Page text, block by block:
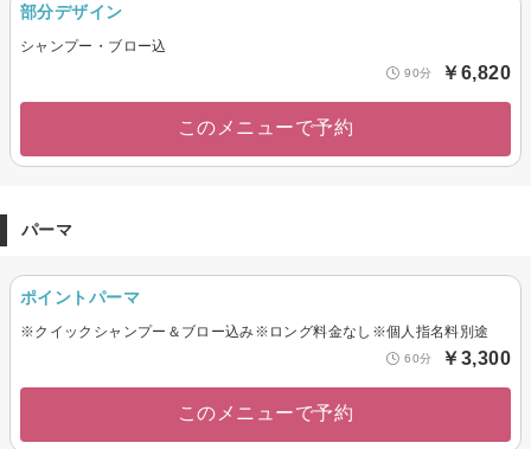
部分デザイン
シャンプー・ブロー込
90分 ￥6,820
このメニューで予約
パーマ
ポイントパーマ
※クイックシャンプー＆ブロー込み※ロング料金なし※個人指名料別途
60分 ￥3,300
このメニューで予約